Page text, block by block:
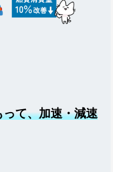
て、加速・減速